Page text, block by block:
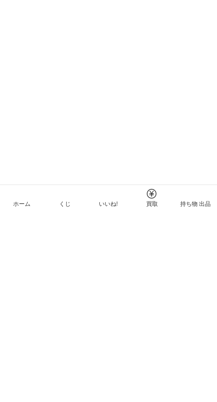
ホーム くじ いいね! 買取 持ち物 出品